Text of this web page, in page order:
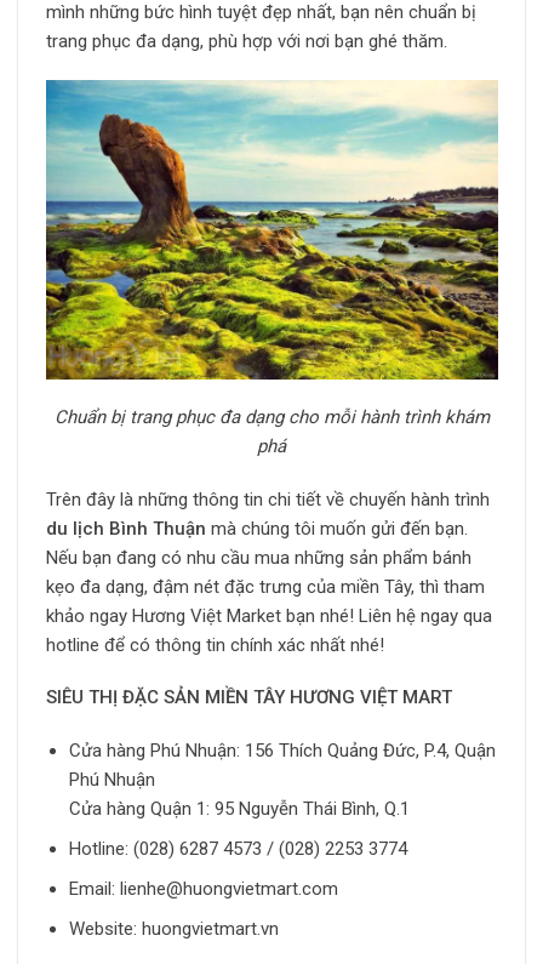
mình những bức hình tuyệt đẹp nhất, bạn nên chuẩn bị
trang phục đa dạng, phù hợp với nơi bạn ghé thăm.
Chuẩn bị trang phục đa dạng cho mỗi hành trình khám
phá
Trên đây là những thông tin chi tiết về chuyến hành trình
du lịch Bình Thuận mà chúng tôi muốn gửi đến bạn.
Nếu bạn đang có nhu cầu mua những sản phẩm bánh
kẹo đa dạng, đậm nét đặc trưng của miền Tây, thì tham
khảo ngay Hương Việt Market bạn nhé! Liên hệ ngay qua
hotline để có thông tin chính xác nhất nhé!
SIÊU THỊ ĐẶC SẢN MIỀN TÂY HƯƠNG VIỆT MART
Cửa hàng Phú Nhuận: 156 Thích Quảng Đức, P.4, Quận
Phú Nhuận
Cửa hàng Quận 1: 95 Nguyễn Thái Bình, Q.1
Hotline: (028) 6287 4573 / (028) 2253 3774
Email: lienhe@huongvietmart.com
Website: huongvietmart.vn